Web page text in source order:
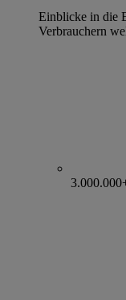
Einblicke in die
Verbrauchern